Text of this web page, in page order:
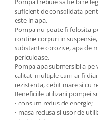
Pompa trebuie sa fie bine
suficient de consolidata
este in apa.
Pompa nu poate fi folosita
contine corpuri in
substante corozive, apa de
periculoase.
Pompa apa submersibila pe
calitati multiple cum ar fi
rezistenta, debit mare si cu
Beneficiile utilizarii pompei
• consum redus de energie;
• masa redusa si usor de